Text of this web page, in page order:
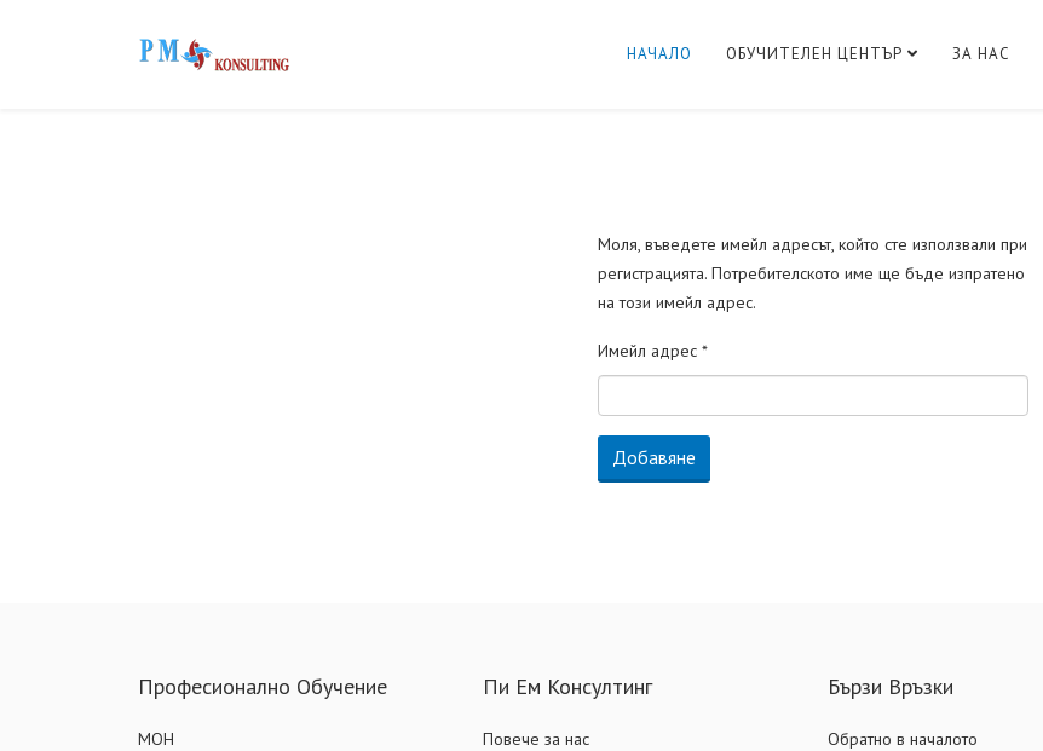
НАЧАЛО ОБУЧИТЕЛЕН ЦЕНТЪР ЗА НАС
Моля, въведете имейл адресът, който сте използвали при
регистрацията. Потребителското име ще бъде изпратенo
на този имейл адрес.
Имейл адрес *
Добавяне
Професионално Обучение
МОН
Пи Ем Консултинг
Повече за нас
Бързи Връзки
Обратно в началото